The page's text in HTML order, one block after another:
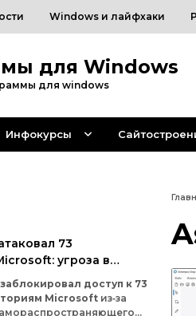
Windows и лайфхаки
для Windows
для windows
Инфокурсы
73
угроза в
ПО
заблокировал доступ к 73
Microsoft из‑за